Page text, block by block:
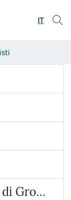
IT
Maestro dell’Adorazione di Groote